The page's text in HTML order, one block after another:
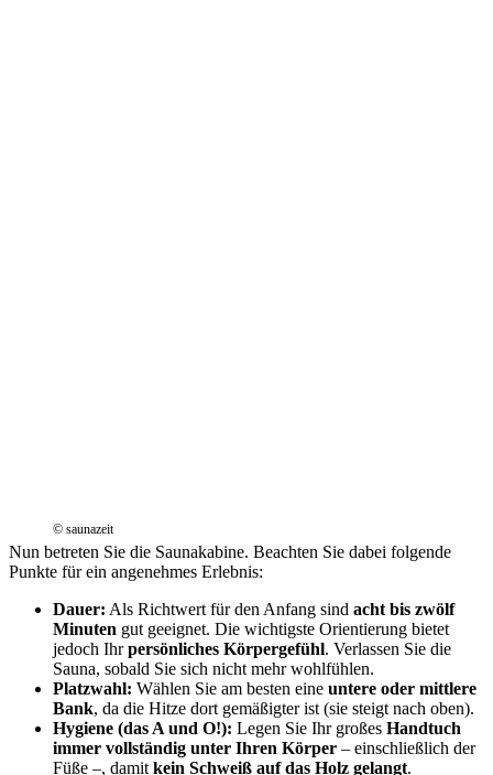
© saunazeit
Nun betreten Sie die Saunakabine. Beachten Sie dabei folgende
Punkte für ein angenehmes Erlebnis:
Dauer: Als Richtwert für den Anfang sind acht bis zwölf
Minuten gut geeignet. Die wichtigste Orientierung bietet
jedoch Ihrpersönliches Körpergefühl. Verlassen Sie die
Sauna, sobald Sie sich nicht mehr wohlfühlen.
Platzwahl: Wählen Sie am besten eine untere oder mittlere
Bank, da die Hitze dort gemäßigter ist (sie steigt nach oben).
Hygiene (das A und O!): Legen Sie Ihr großes Handtuch
immer vollständig unter Ihren Körper – einschließlich der
Füße –, damit kein Schweiß auf das Holz gelangt.